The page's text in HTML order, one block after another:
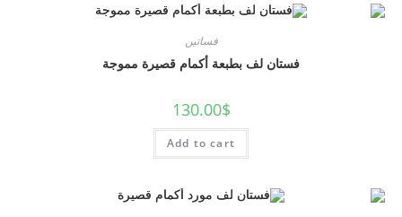
فساتين
فستان لف بطبعة أكمام قصيرة مموجة
130.00$
Add to cart